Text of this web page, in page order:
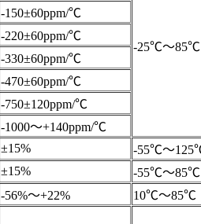
-25℃～85℃
-150±60ppm/℃
-220±60ppm/℃
-330±60ppm/℃
-470±60ppm/℃
-750±120ppm/℃
-1000～+140ppm/℃
±15%
-55℃～
±15%
-55℃～85℃
-56%～+22% 10℃～85℃